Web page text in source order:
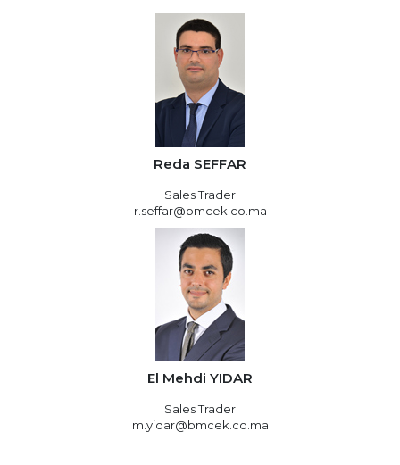
Reda SEFFAR
Sales Trader
r.seffar@bmcek.co.ma
El Mehdi YIDAR
Sales Trader
m.yidar@bmcek.co.ma